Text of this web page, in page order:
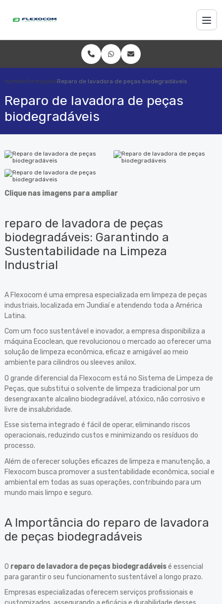
HomeInformaçõesReparo de lavadora de peças biodegradáveis
Reparo de lavadora de peças
biodegradáveis
Clique nas imagens para ampliar
reparo de lavadora de peças
biodegradáveis: Garantindo a
Sustentabilidade na Limpeza
Industrial
A Flexocom é uma empresa especializada em limpeza de peças
industriais, localizada em Jundiaí e atendendo toda a América
Latina.
Com um foco sustentável e inovador, a empresa disponibiliza a
máquina Ecoclean, que revolucionou o mercado ao oferecer uma
solução de limpeza econômica, eficaz e amigável ao meio
ambiente para cilindros ou sleeves anilox.
O grande diferencial da Flexocom está no Sistema de Limpeza de
Peças, que substitui o solvente de limpeza tradicional por um
desengraxante alcalino biodegradável, atóxico, não corrosivo e
livre de insalubridade.
Esse sistema integrado é fácil de operar, eliminando riscos
operacionais, reduzindo custos e minimizando os resíduos do
processo.
Além de oferecer soluções eficazes de limpeza e manutenção, a
Flexocom busca promover a sustentabilidade econômica, social e
ambiental em todas as suas operações, contribuindo para um
mundo mais limpo e seguro.
A Importância do reparo de lavadora
de peças biodegradáveis
O reparo de lavadora de peças biodegradáveisé essencial
para garantir o seu funcionamento sustentável a longo prazo.
Empresas especializadas oferecem serviços profissionais e